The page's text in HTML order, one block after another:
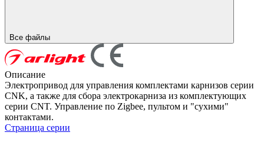
Все файлы
Описание
Электропривод для управления комплектами карнизов серии
CNK, а также для сбора электрокарниза из комплектующих
серии CNT. Управление по Zigbee, пультом и "сухими"
контактами.
Страница серии